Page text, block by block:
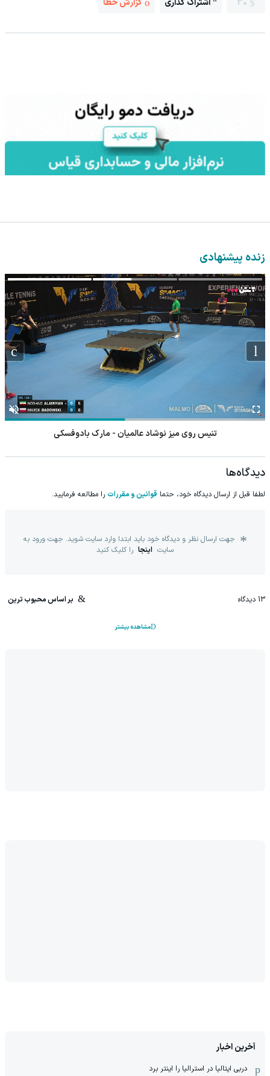
30 اشتراک گذاری گزارش خطا
زنده پیشنهادی
تنیس روی میز نوشاد عالمیان - مارک بادوفسکی
دیدگاه‌ها
لطفا قبل از ارسال دیدگاه خود، حتما قوانین و مقررات را مطالعه فرمایید.
جهت ارسال نظر و دیدگاه خود باید ابتدا وارد سایت شوید. جهت ورود به
سایت اینجا را کلیک کنید
13 دیدگاه بر اساس محبوب ترین
مشاهده بیشتر
آخرین اخبار
دربی ایتالیا در استرالیا را اینتر برد